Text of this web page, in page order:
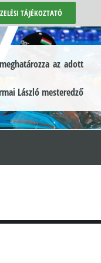
TÁJÉKOZTATÓ
az adott
László mesteredző